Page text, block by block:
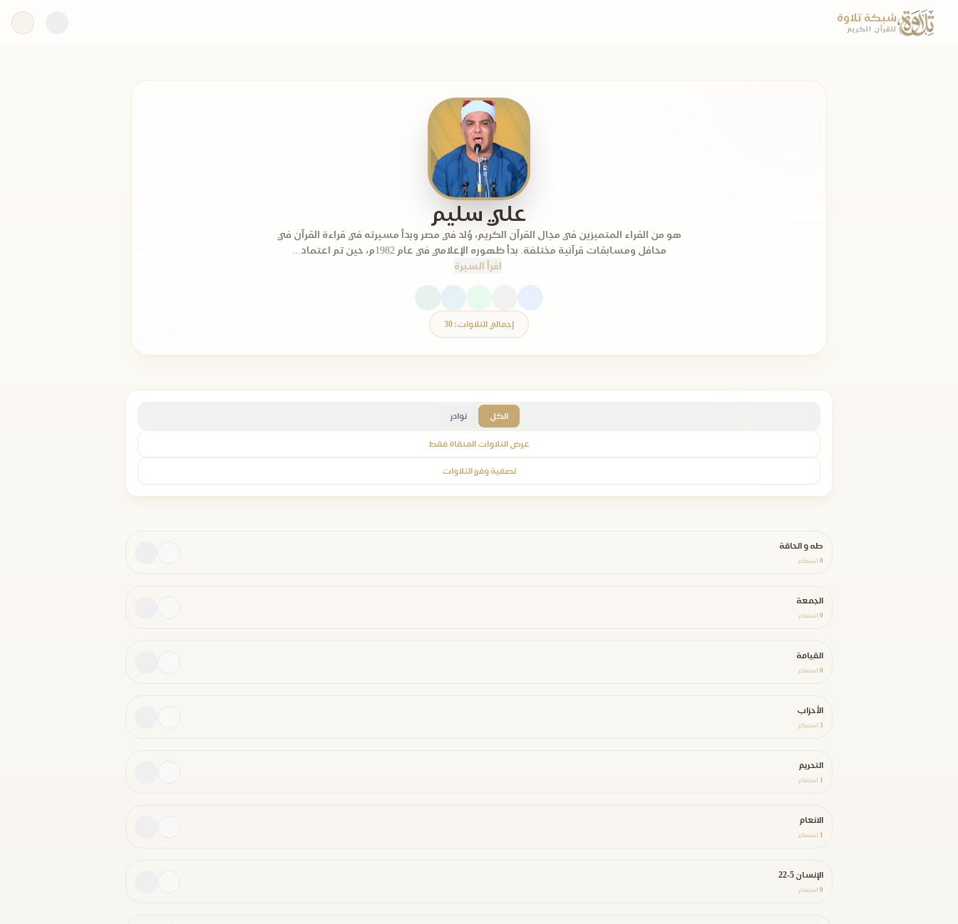
شبكة تلاوة
للقرآن الكريم
علي سليم
هو من القراء المتميزين في مجال القرآن الكريم، وُلد في مصر وبدأ مسيرته في قراءة القرآن في
محافل ومسابقات قرآنية مختلفة. بدأ ظهوره الإعلامي في عام 1982م، حين تم اعتماد...
اقرأ السيرة
إجمالي التلاوات: 30
الكل نوادر
عرض التلاوات المنقاة فقط
تصفية وفرز التلاوات
طه و الحاقة
0 استماع
الجمعة
0 استماع
القيامة
0 استماع
الأحزاب
3 استماع
التحريم
1 استماع
الانعام
1 استماع
الإنسان 5-22
0 استماع